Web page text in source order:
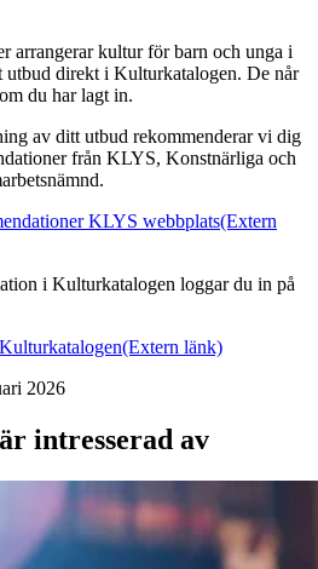
arrangerar kultur för barn och unga i
utbud direkt i Kulturkatalogen. De når
du har lagt in.
av ditt utbud rekommenderar vi dig
från KLYS, Konstnärliga och
KLYS webbplats(Extern
i Kulturkatalogen loggar du in på
(Extern länk)
2026
intresserad av